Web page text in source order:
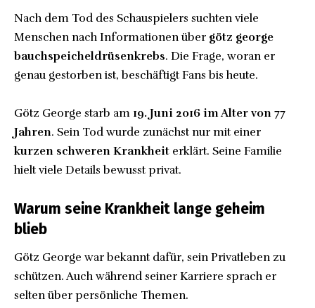
Nach dem Tod des Schauspielers suchten viele
Menschen nach Informationen über götz george
bauchspeicheldrüsenkrebs. Die Frage, woran er
genau gestorben ist, beschäftigt Fans bis heute.
Götz George starb am 19. Juni 2016 im Alter von 77
Jahren. Sein Tod wurde zunächst nur mit einer
kurzen schweren Krankheit erklärt. Seine Familie
hielt viele Details bewusst privat.
Warum seine Krankheit lange geheim
blieb
Götz George war bekannt dafür, sein Privatleben zu
schützen. Auch während seiner Karriere sprach er
selten über persönliche Themen.